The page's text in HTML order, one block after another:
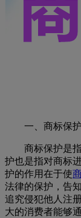
一、商标保护
商标保护是指
护也是指对商标
护的作用在于使
法律的保护，告
追究侵犯他人注
大的消费者能够